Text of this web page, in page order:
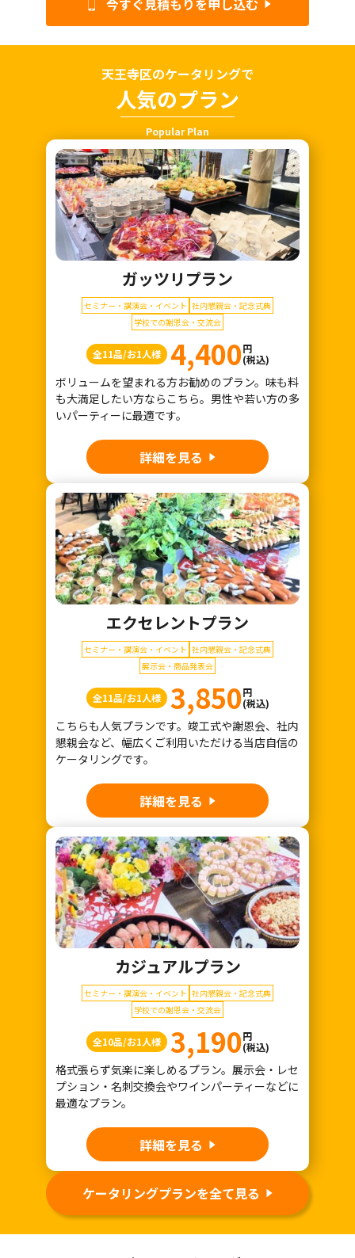
今すぐ見積もりを申し込む
天王寺区のケータリングで
人気のプラン
Popular Plan
ガッツリプラン
セミナー・講演会・イベント 社内懇親会・記念式典
学校での謝恩会・交流会
全11品/お1人様 4,400円
(税込)
ボリュームを望まれる方お勧めのプラン。味も料
も大満足したい方ならこちら。男性や若い方の多
いパーティーに最適です。
詳細を見る
エクセレントプラン
セミナー・講演会・イベント 社内懇親会・記念式典
展示会・商品発表会
全11品/お1人様 3,850円
(税込)
こちらも人気プランです。竣工式や謝恩会、社内
懇親会など、幅広くご利用いただける当店自信の
ケータリングです。
詳細を見る
カジュアルプラン
セミナー・講演会・イベント 社内懇親会・記念式典
学校での謝恩会・交流会
全10品/お1人様 3,190円
(税込)
格式張らず気楽に楽しめるプラン。展示会・レセ
プション・名刺交換会やワインパーティーなどに
最適なプラン。
詳細を見る
ケータリングプランを全て見る